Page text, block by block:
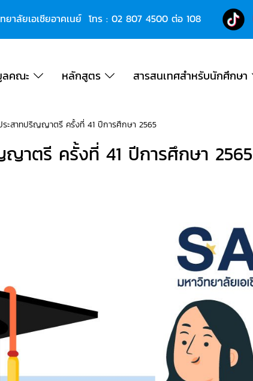
าลัยเอเชียอาคเนย์ โทร : 02 807 4500ต่อ 108
ลคณะ หลักสูตร สารสนเทศสำหรับนักศึกษา
สาทปริญญาตรี ครั้งที่ 41 ปีการศึกษา 2565
าตรี ครั้งที่ 41 ปีการศึกษา 2565